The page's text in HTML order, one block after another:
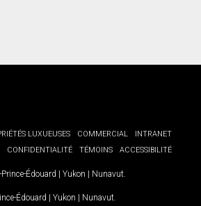
LUXUEUSES COMMERCIAL
INTRANET
CONFIDENTIALITÉ TÉMOINS ACCESSIBILITÉ
Prince-Édouard | Yukon | Nunavut
Édouard | Yukon | Nunavut